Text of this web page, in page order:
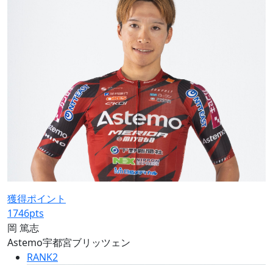
獲得ポイント
1746pts
岡 篤志
Astemo宇都宮ブリッツェン
RANK2